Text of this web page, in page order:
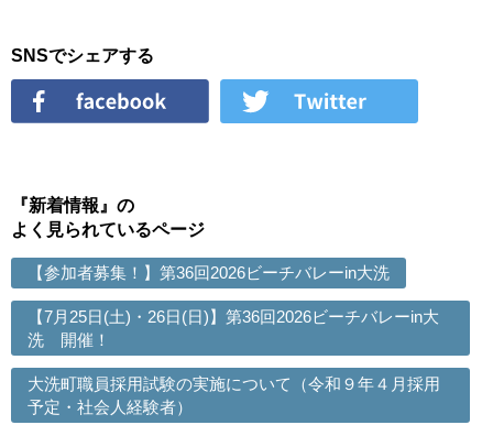
SNSでシェアする
『新着情報』の
よく見られているページ
【参加者募集！】第36回2026ビーチバレーin大洗
【7月25日(土)・26日(日)】第36回2026ビーチバレーin大
洗 開催！
大洗町職員採用試験の実施について（令和９年４月採用
予定・社会人経験者）